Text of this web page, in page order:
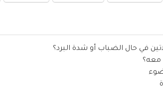
في حال الضباب أو شدة البرد؟
معه؟